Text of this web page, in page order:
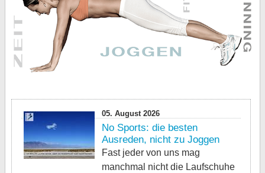
05. August 2026
No Sports: die besten
Ausreden, nicht zu Joggen
Fast jeder von uns mag
manchmal nicht die Laufschuhe